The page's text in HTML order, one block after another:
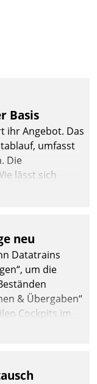
Basis
ihr Angebot. Das
umfasst
Die
lässt sich
Freiraum
neu
Datatrains
um die
& Übergaben“
Cockpits im